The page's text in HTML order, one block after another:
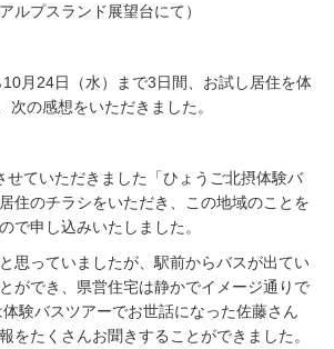
ルプスランド展望台にて）
月24日（水）まで3日間、お試し居住を体
次の感想をいただきました。
せていただきました「ひょうご北摂体験バ
住のチラシをいただき、この地域のことを
で申し込みいたしました。
思っていましたが、駅前からバスが出てい
ができ、県営住宅は静かでイメージ通りで
験バスツアーでお世話になった佐藤さん
をたくさんお聞きすることができました。